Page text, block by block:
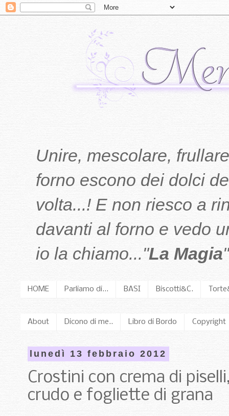
Unire, mescolare,
forno escono dei dolci
volta...! E non riesco a
davanti al forno e vedo
io la chiamo..."La Magia
HOME Parliamo di... BASI Biscotti&C.
About Dicono di me.. Libro di Bordo Copyright
lunedì 13 febbraio 2012
Crostini con crema di
crudo e fogliette di grana